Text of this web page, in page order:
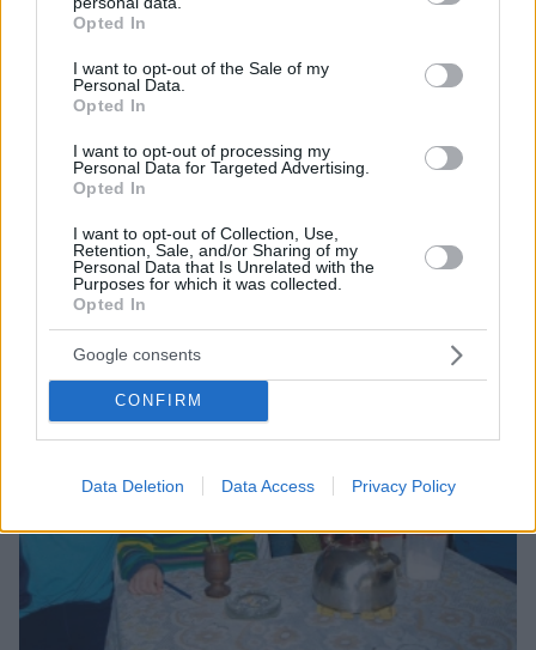
grant or deny consent to Google and its third-party tags to
use your data for below specified purposes in below Google
consent section.
Opted In
I want to opt-out of the Sale of my
Personal Data.
Opted In
I want to opt-out of processing my
Personal Data for Targeted Advertising.
Opted In
I want to opt-out of Collection, Use,
Retention, Sale, and/or Sharing of my
Personal Data that Is Unrelated with the
Purposes for which it was collected.
Opted In
Google consents
CONFIRM
Data Deletion Data Access Privacy Policy
Για ανθρωποκτονία από αμέλεια κατηγορούνται οι
γονείς του 4χρονου και ο ιδιοκτήτης του beach
08.08.2026, 21:22